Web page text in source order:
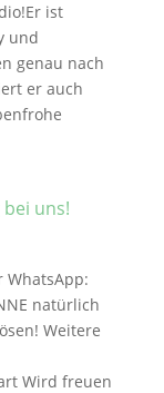
ist
und
genau nach
er auch
uns!
WhatsApp:
natürlich
Weitere
Wird freuen